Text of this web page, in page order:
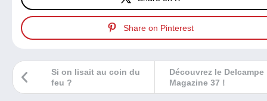
Share on Pinterest
Découvrez le Delcampe
Magazine 37 !
Si on lisait au coin du
feu ?